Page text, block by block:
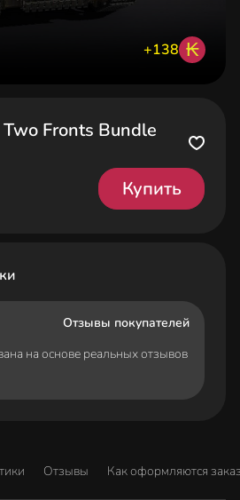
+138 ₭
Fronts Bundle
Купить
Отзывы покупателей
на основе реальных отзывов
Отзывы Как оформляются